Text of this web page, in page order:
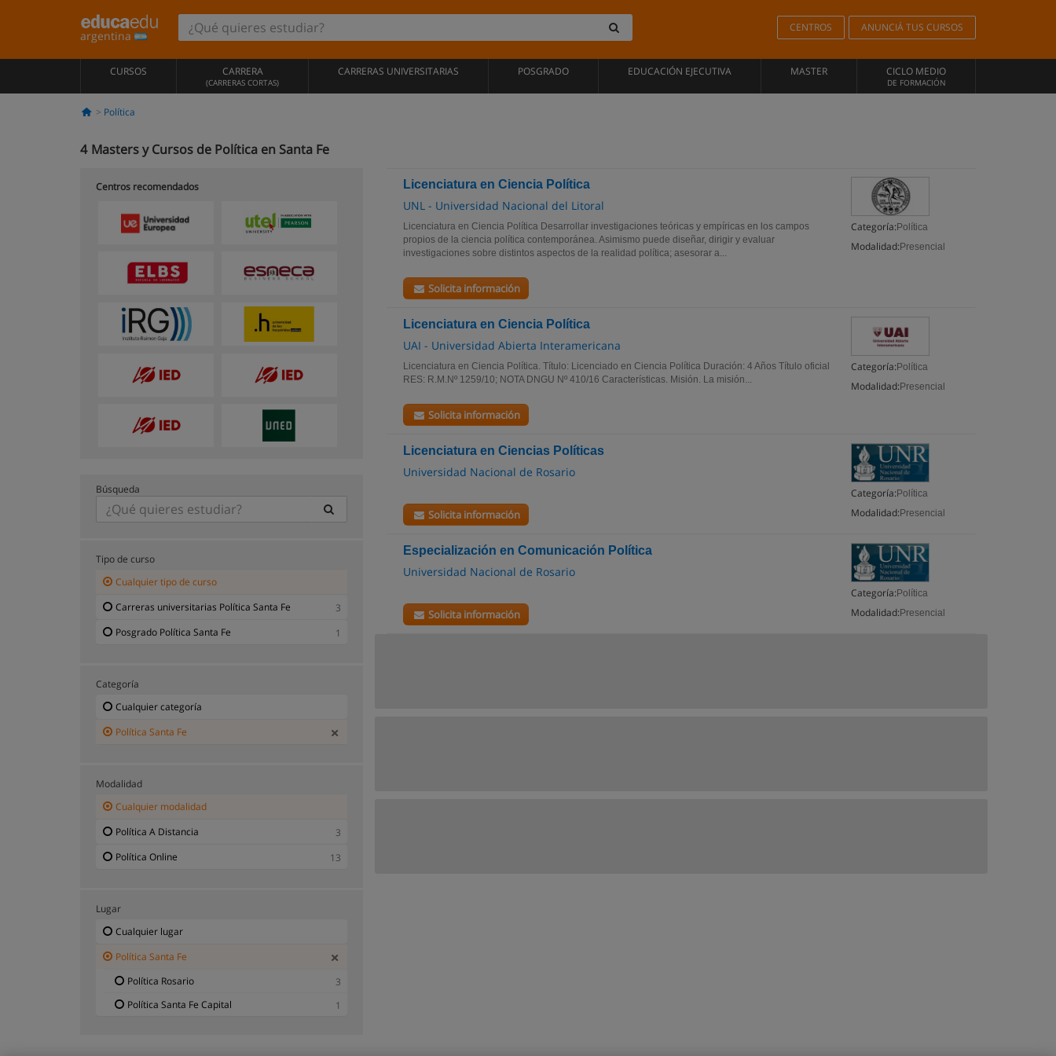
argentina
CENTROS ANUNCIÁ TUS CURSOS
CURSOS CARRERA
(CARRERAS CORTAS)
CARRERAS UNIVERSITARIAS POSGRADO EDUCACIÓN EJECUTIVA MASTER CICLO MEDIO
DE FORMACIÓN
Política
4 Masters y Cursos de Política en Santa Fe
Licenciatura en Ciencia Política
UNL - Universidad Nacional del Litoral
Categoría: Política
Modalidad: Presencial
Licenciatura en Ciencia Política Desarrollar investigaciones teóricas y empíricas en los campos
propios de la ciencia política contemporánea. Asimismo puede diseñar, dirigir y evaluar
investigaciones sobre distintos aspectos de la realidad política; asesorar a...
Solicita información
Licenciatura en Ciencia Política
UAI - Universidad Abierta Interamericana
Categoría: Política
Modalidad: Presencial
Licenciatura en Ciencia Política. Título: Licenciado en Ciencia Política Duración: 4 Años Título oficial
RES: R.M.Nº 1259/10; NOTA DNGU Nº 410/16 Características. Misión. La misión...
Solicita información
Licenciatura en Ciencias Políticas
Universidad Nacional de Rosario
Categoría: Política
Modalidad: Presencial
Solicita información
Especialización en Comunicación Política
Universidad Nacional de Rosario
Categoría: Política
Modalidad: Presencial
Solicita información
Centros recomendados
Búsqueda
Tipo de curso
Cualquier tipo de curso
Carreras universitarias Política Santa Fe
3
Posgrado Política Santa Fe
1
Categoría
Cualquier categoría
Política Santa Fe
Modalidad
Cualquier modalidad
Política A Distancia
3
Política Online
13
Lugar
Cualquier lugar
Política Santa Fe
Política Rosario
3
Política Santa Fe Capital
1